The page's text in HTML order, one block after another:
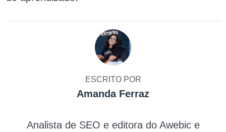
ESCRITO POR
Amanda Ferraz
Analista de SEO e editora do Awebic e